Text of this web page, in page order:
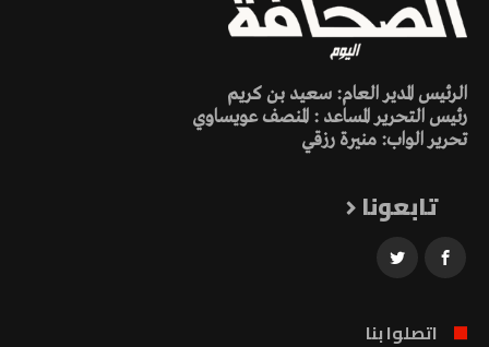
الرئيس المدير العام: سعيد بن كريم
رئيس التحرير المساعد : المنصف عويساوي
تحرير الواب: منيرة رزقي
تابعونا
اتصلوا بنا